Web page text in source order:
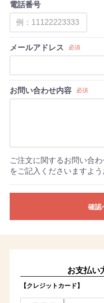
電話番号
メールアドレス 必須
お問い合わせ内容 必須
ご注文に関するお問い合
をご記入くださいますよう
確認
お支払い
【クレジットカード】